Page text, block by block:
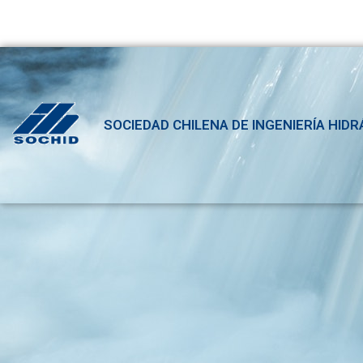
SOCIEDAD CHILENA DE INGENIERÍA